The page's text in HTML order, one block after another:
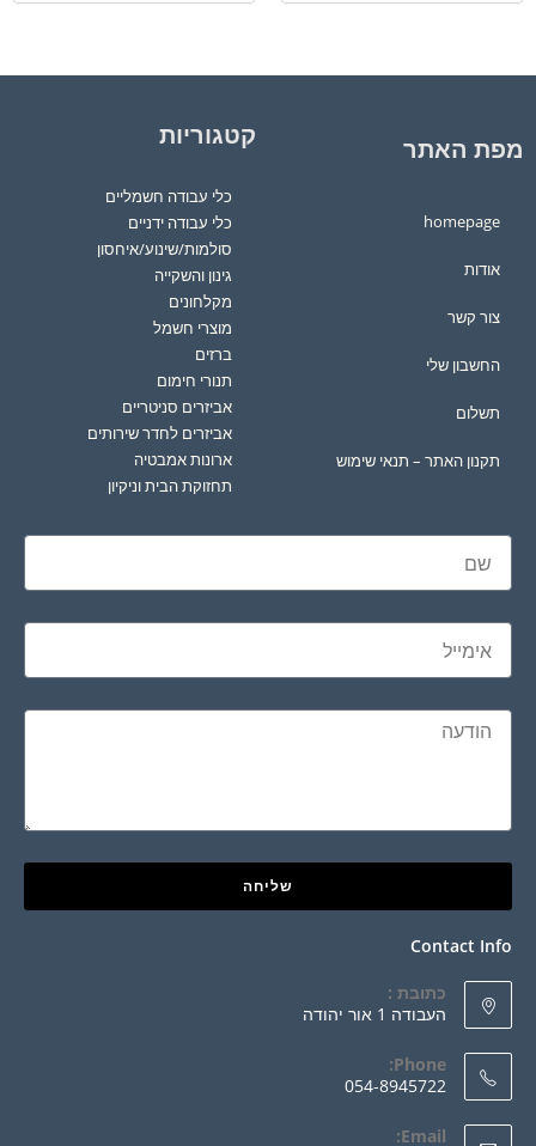
מפת האתר
homepage
אודות
צור קשר
החשבון שלי
תשלום
תקנון האתר – תנאי שימוש
קטגוריות
כלי עבודה חשמליים
כלי עבודה ידניים
סולמות/שינוע/איחסון
גינון והשקייה
מקלחונים
מוצרי חשמל
ברזים
תנורי חימום
אביזרים סניטריים
אביזרים לחדר שירותים
ארונות אמבטיה
תחזוקת הבית וניקיון
שליחה
Contact Info
כתובת :
העבודה 1 אור יהודה
Phone:
054-8945722
Email: